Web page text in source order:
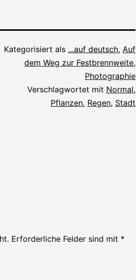
Kategorisiert als ...auf deutsch, Auf
dem Weg zur Festbrennweite,
Photographie
Verschlagwortet mit Normal,
Pflanzen, Regen, Stadt
Erforderliche Felder sind mit *